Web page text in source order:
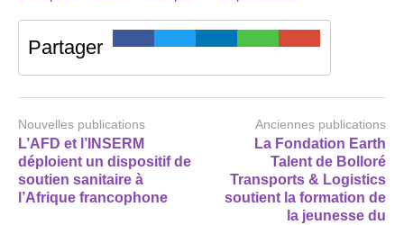
Partager
Nouvelles publications
L’AFD et l’INSERM
déploient un dispositif de
soutien sanitaire à
l’Afrique francophone
Anciennes publications
La Fondation Earth
Talent de Bolloré
Transports & Logistics
soutient la formation de
la jeunesse du